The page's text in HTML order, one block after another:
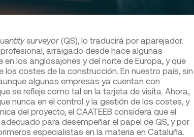
surveyor (QS), lo traducirá por aparejador.
arraigado desde hace algunas
los anglosajones y del norte de Europa, y que
costes de la construcción. En nuestro país, sin
algunas empresas ya cuentan con
se refleje como tal en la tarjeta de visita. Ahora,
nunca en el control y la gestión de los costes, y
del proyecto, el CAATEEB considera que el
para desempeñar el papel de QS, y por
especialistas en la materia en Cataluña.